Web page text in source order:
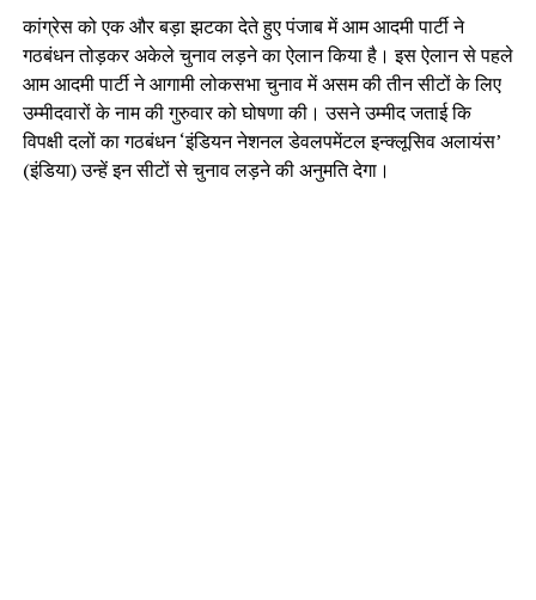
कांग्रेस को एक और बड़ा झटका देते हुए पंजाब में आम आदमी पार्टी ने
गठबंधन तोड़कर अकेले चुनाव लड़ने का ऐलान किया है। इस ऐलान से पहले
आम आदमी पार्टी ने आगामी लोकसभा चुनाव में असम की तीन सीटों के लिए
उम्मीदवारों के नाम की गुरुवार को घोषणा की। उसने उम्मीद जताई कि
विपक्षी दलों का गठबंधन ‘इंडियन नेशनल डेवलपमेंटल इन्क्लूसिव अलायंस’
(इंडिया) उन्हें इन सीटों से चुनाव लड़ने की अनुमति देगा।